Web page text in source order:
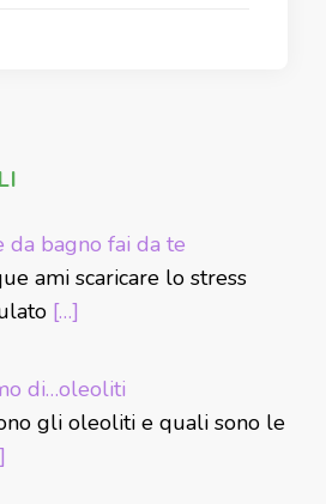
da bagno fai da te
ami scaricare lo stress
[…]
di…oleoliti
gli oleoliti e quali sono le